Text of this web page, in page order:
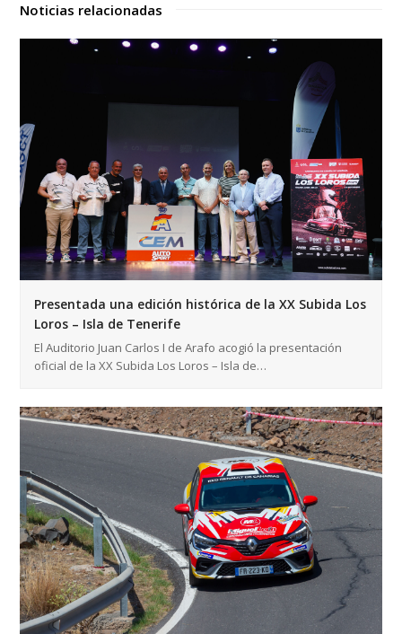
Noticias relacionadas
Presentada una edición histórica de la XX Subida Los
Loros – Isla de Tenerife
El Auditorio Juan Carlos I de Arafo acogió la presentación
oficial de la XX Subida Los Loros – Isla de…